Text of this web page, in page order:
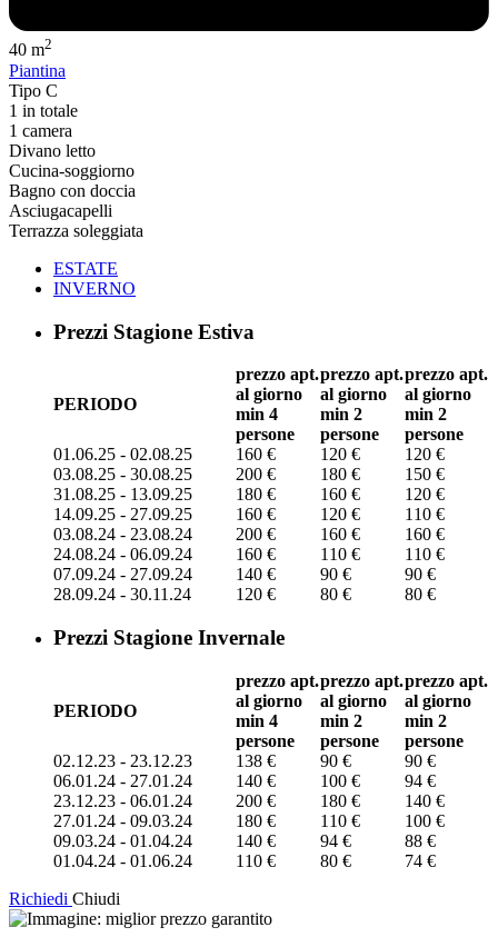
40 m2
Piantina
Tipo C
1 in totale
1 camera
Divano letto
Cucina-soggiorno
Bagno con doccia
Asciugacapelli
Terrazza soleggiata
ESTATE
INVERNO
Prezzi Stagione Estiva
PERIODO
prezzo apt.
al giorno
min 4
persone
prezzo apt.
al giorno
min 2
persone
prezzo apt.
al giorno
min 2
persone
01.06.25 - 02.08.25
160 € 120 €
120 €
03.08.25 - 30.08.25
200 € 180 €
150 €
31.08.25 - 13.09.25
180 € 160 €
120 €
14.09.25 - 27.09.25
160 € 120 €
110 €
03.08.24 - 23.08.24
200 € 160 €
160 €
24.08.24 - 06.09.24
160 € 110 €
110 €
07.09.24 - 27.09.24
140 € 90 €
90 €
28.09.24 - 30.11.24
120 € 80 € 80 €
Prezzi Stagione Invernale
PERIODO
prezzo apt.
al giorno
min 4
persone
prezzo apt.
al giorno
min 2
persone
prezzo apt.
al giorno
min 2
persone
02.12.23 - 23.12.23
138 € 90 €
90 €
06.01.24 - 27.01.24
140 € 100 €
94 €
23.12.23 - 06.01.24
200 € 180 €
140 €
27.01.24 - 09.03.24
180 € 110 €
100 €
09.03.24 - 01.04.24
140 € 94 €
88 €
01.04.24 - 01.06.24
110 € 80 €
74 €
Richiedi Chiudi